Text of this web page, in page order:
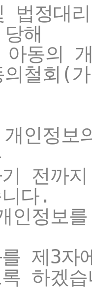
정대
해
동의
철회(
인정보
전까
다.
인정보
제3자
하겠